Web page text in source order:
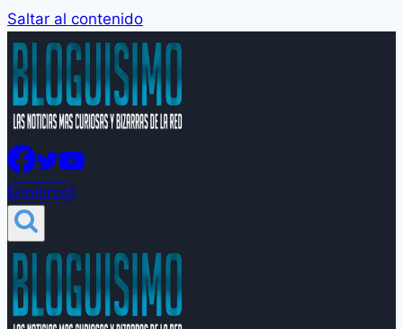
Saltar al contenido
Groleros!